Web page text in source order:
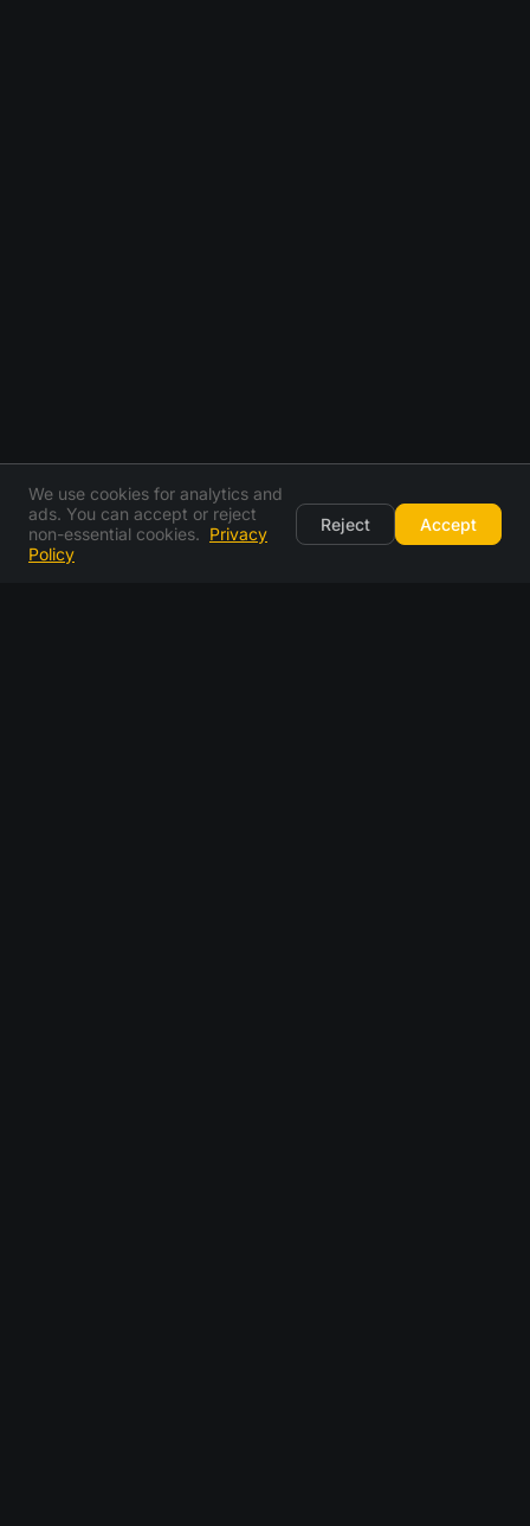
We use cookies for analytics and
ads. You can accept or reject
non-essential cookies. Privacy
Policy
Reject Accept